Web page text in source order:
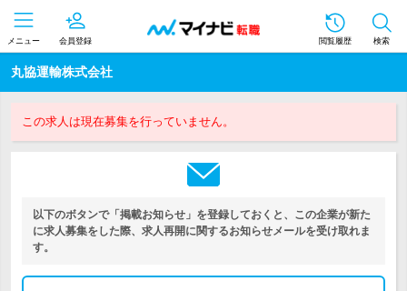
メニュー 会員登録 閲覧履歴 検索
丸協運輸株式会社
この求人は現在募集を行っていません。
以下のボタンで「掲載お知らせ」を登録しておくと、この企業が新た
に求人募集をした際、求人再開に関するお知らせメールを受け取れま
す。